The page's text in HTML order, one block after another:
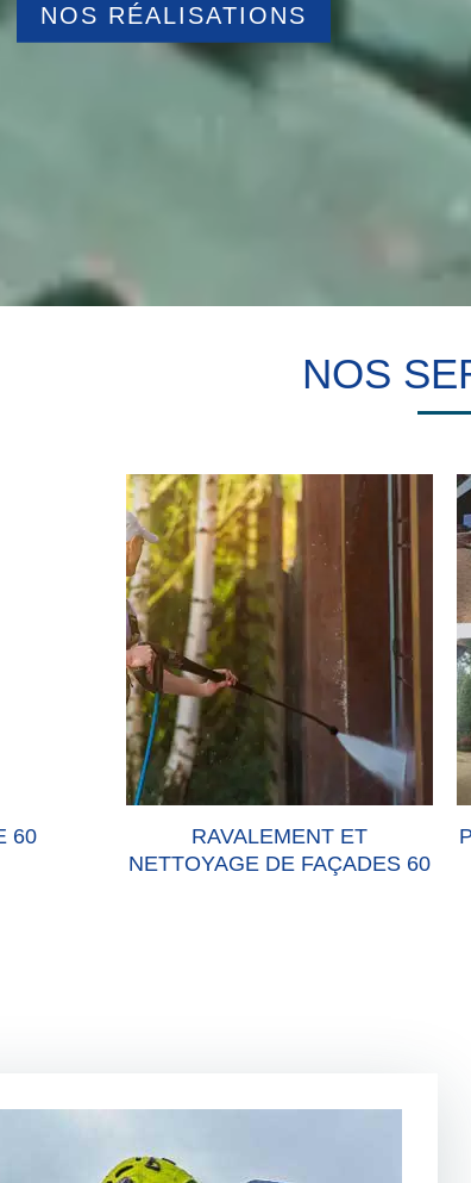
NOS RÉALISATIONS
NOS
60
RAVALEMENT ET
NETTOYAGE DE FAÇADES 60